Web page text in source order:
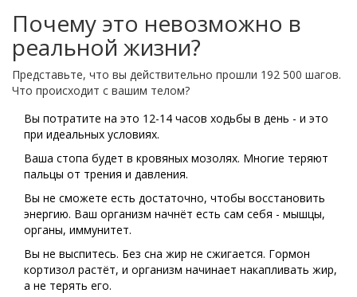
Почему это невозможно в
реальной жизни?
Представьте, что вы действительно прошли 192 500 шагов.
Что происходит с вашим телом?
Вы потратите на это 12-14 часов ходьбы в день - и это
при идеальных условиях.
Ваша стопа будет в кровяных мозолях. Многие теряют
пальцы от трения и давления.
Вы не сможете есть достаточно, чтобы восстановить
энергию. Ваш организм начнёт есть сам себя - мышцы,
органы, иммунитет.
Вы не выспитесь. Без сна жир не сжигается. Гормон
кортизол растёт, и организм начинает накапливать жир,
а не терять его.